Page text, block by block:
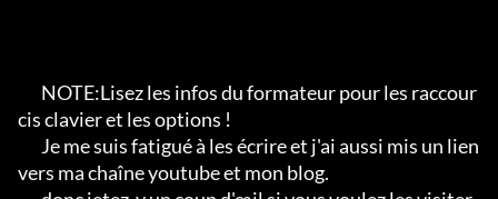
cis clavier et les options !
vers ma chaîne youtube et mon blog.